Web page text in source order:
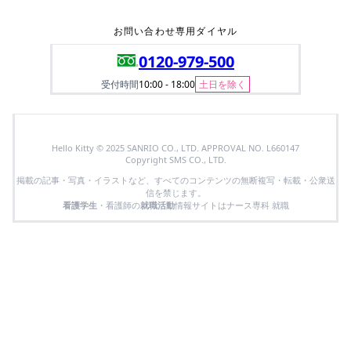
お問い合わせ専用ダイヤル
0120-979-500
受付時間10:00 - 18:00 土日を除く
Hello Kitty © 2025 SANRIO CO., LTD. APPROVAL NO. L660147
Copyright SMS CO., LTD.
掲載の記事・写真・イラストなど、すべてのコンテンツの無断複写・転載・公衆送
信を禁じます。
看護学生・看護師の就職活動情報サイトはナース専科 就職